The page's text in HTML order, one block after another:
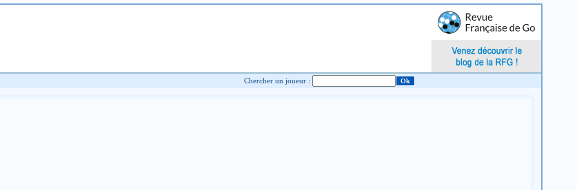
Chercher un joueur :